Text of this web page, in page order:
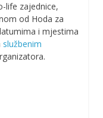
life zajednice,
od Hoda za
i mjestima
službenim